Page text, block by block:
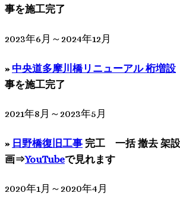
事を施工完了
2023年6月～2024年12月
» 中央道多摩川橋リニューアル 桁増設
事を施工完了
2021年8月～2023年5月
» 日野橋復旧工事 完工 一括 撤去 架
画⇒YouTubeで見れます
2020年1月～2020年4月